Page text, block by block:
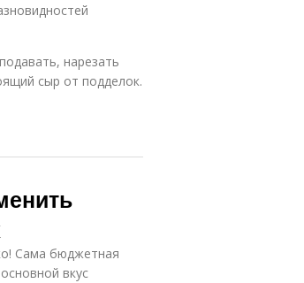
нарезать
сыр от подделок.
Сама бюджетная
вкус